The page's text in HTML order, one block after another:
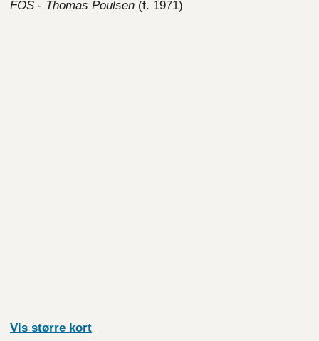
FOS - Thomas Poulsen (f. 1971)
Vis større kort